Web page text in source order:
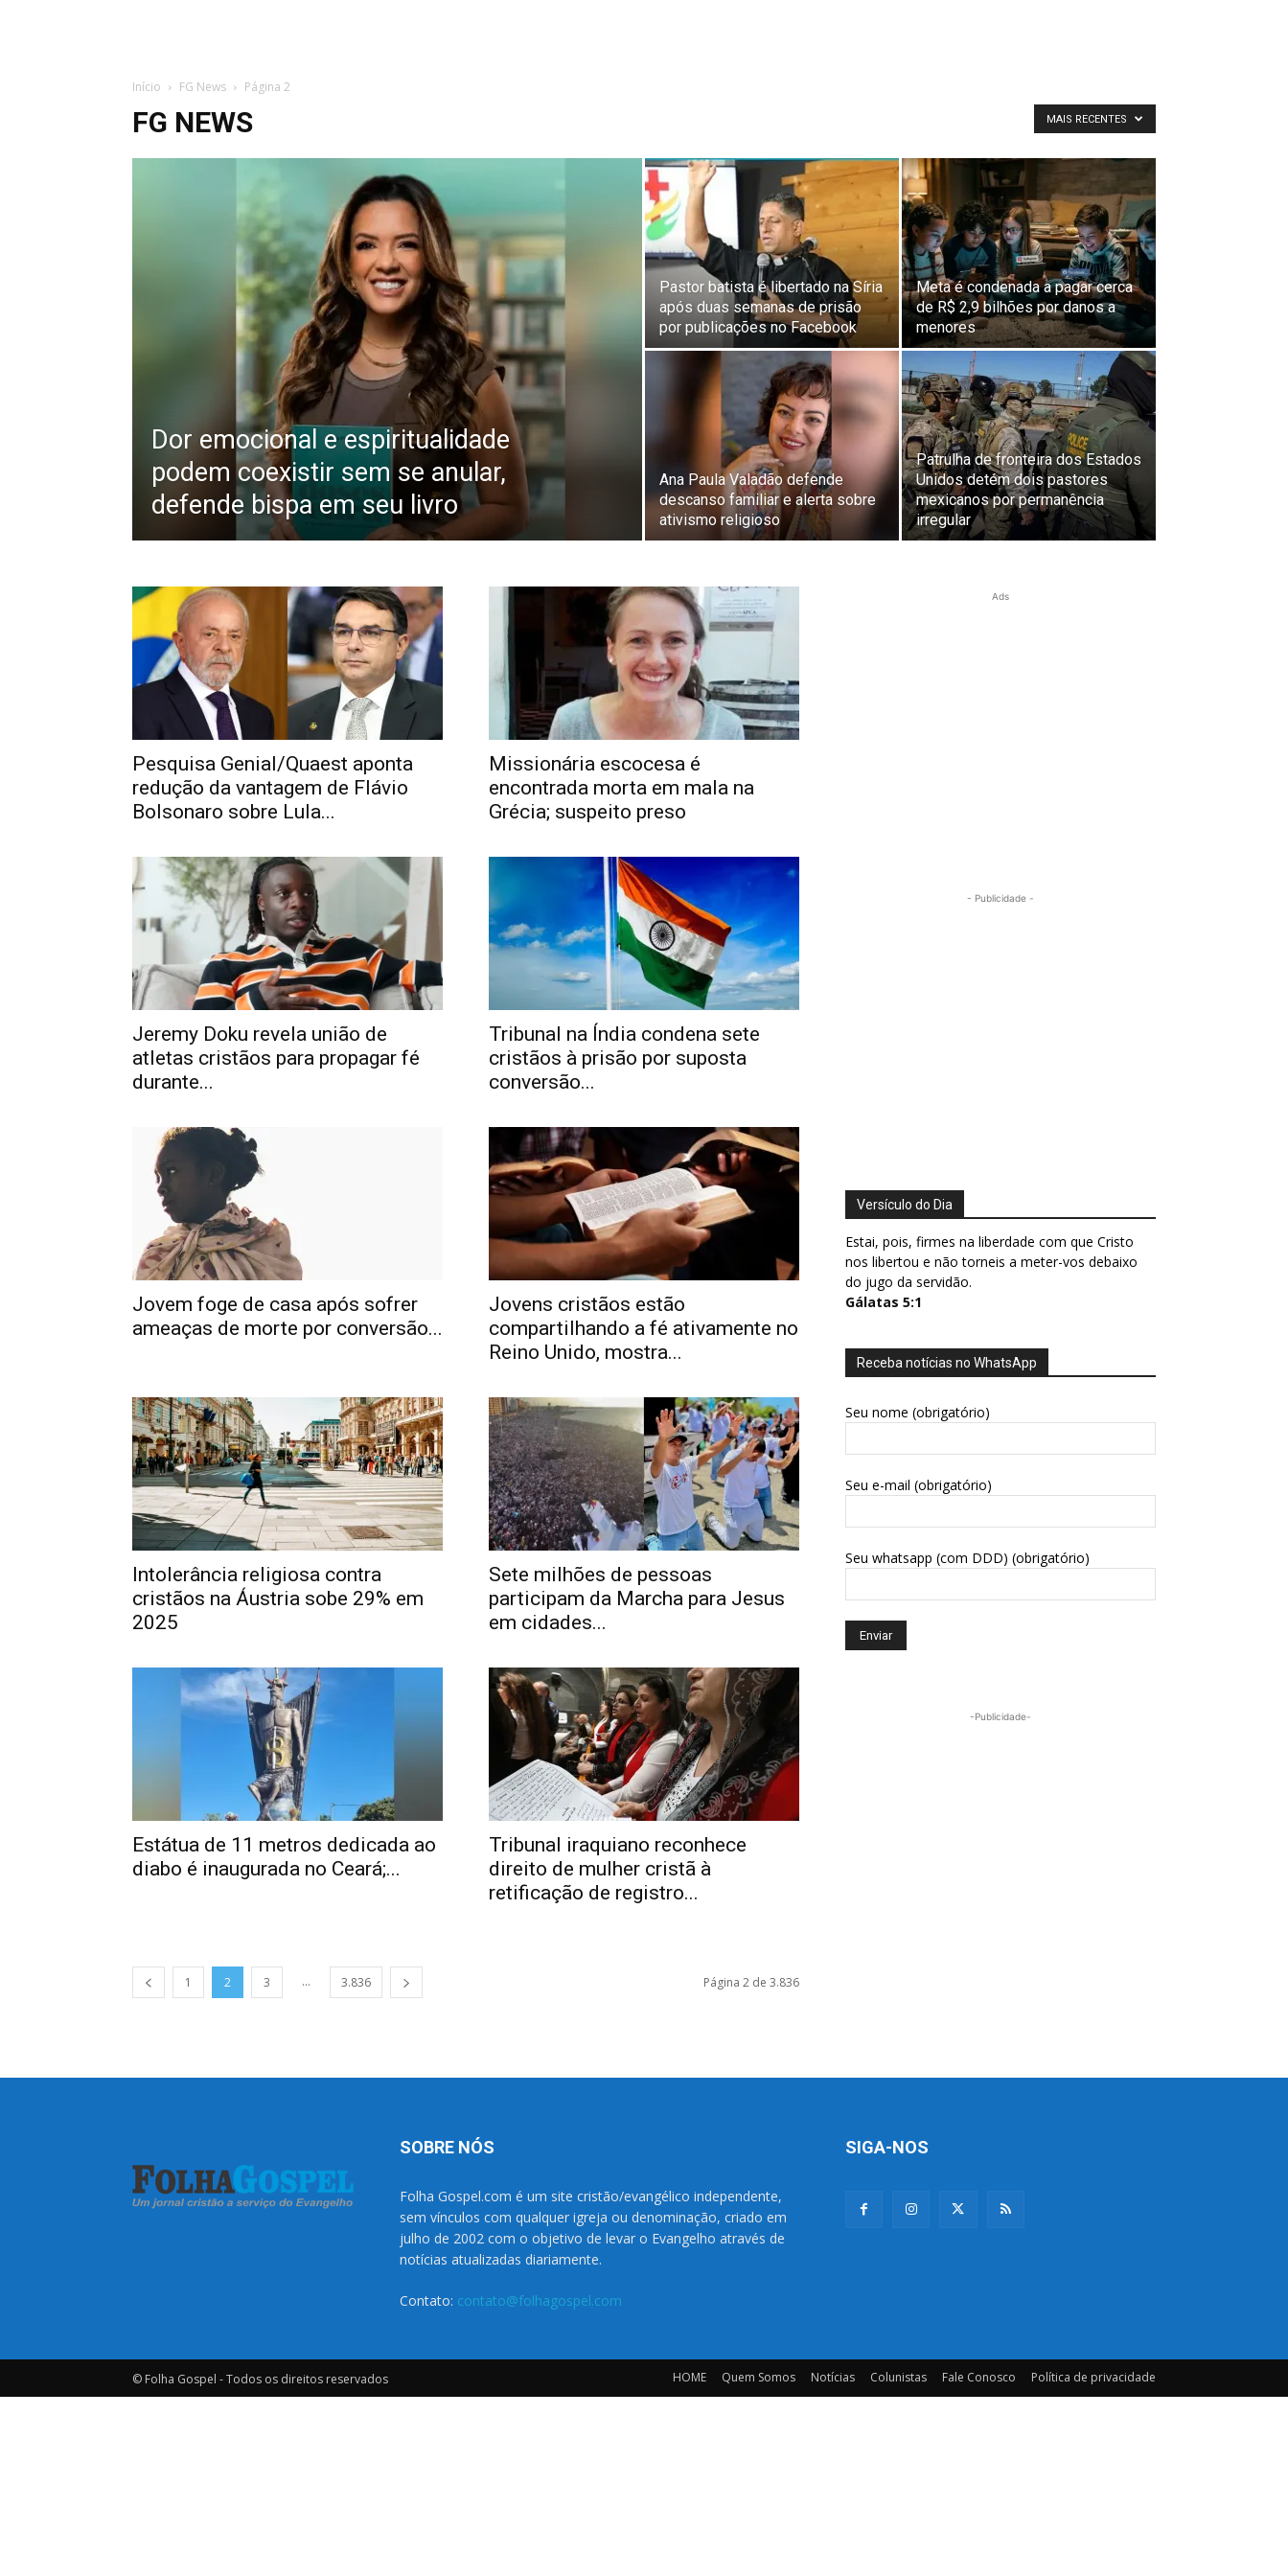
Início FG News Página 2
FG NEWS MAIS RECENTES
Dor emocional e espiritualidade
podem coexistir sem se anular,
defende bispa em seu livro
Pastor batista é libertado na Síria
após duas semanas de prisão
por publicações no Facebook
Meta é condenada a pagar cerca
de R$ 2,9 bilhões por danos a
menores
Ana Paula Valadão defende
descanso familiar e alerta sobre
ativismo religioso
Patrulha de fronteira dos Estados
Unidos detém dois pastores
mexicanos por permanência
irregular
Pesquisa Genial/Quaest aponta
redução da vantagem de Flávio
Bolsonaro sobre Lula...
Missionária escocesa é
encontrada morta em mala na
Grécia; suspeito preso
Jeremy Doku revela união de
atletas cristãos para propagar fé
durante...
Tribunal na Índia condena sete
cristãos à prisão por suposta
conversão...
Jovem foge de casa após sofrer
ameaças de morte por conversão...
Jovens cristãos estão
compartilhando a fé ativamente no
Reino Unido, mostra...
Intolerância religiosa contra
cristãos na Áustria sobe 29% em
2025
Sete milhões de pessoas
participam da Marcha para Jesus
em cidades...
Estátua de 11 metros dedicada ao
diabo é inaugurada no Ceará;...
Tribunal iraquiano reconhece
direito de mulher cristã à
retificação de registro...
1 2 3 ... 3.836 Página 2 de 3.836
Ads
- Publicidade -
Versículo do Dia
Estai, pois, firmes na liberdade com que Cristo
nos libertou e não torneis a meter-vos debaixo
do jugo da servidão.
Gálatas 5:1
Receba notícias no WhatsApp
Seu nome (obrigatório)
Seu e-mail (obrigatório)
Seu whatsapp (com DDD) (obrigatório)
-Publicidade-
SOBRE NÓS
Folha Gospel.com é um site cristão/evangélico independente,
sem vínculos com qualquer igreja ou denominação, criado em
julho de 2002 com o objetivo de levar o Evangelho através de
notícias atualizadas diariamente.
Contato: contato@folhagospel.com
SIGA-NOS
© Folha Gospel - Todos os direitos reservados HOME Quem Somos Notícias Colunistas Fale Conosco Política de privacidade